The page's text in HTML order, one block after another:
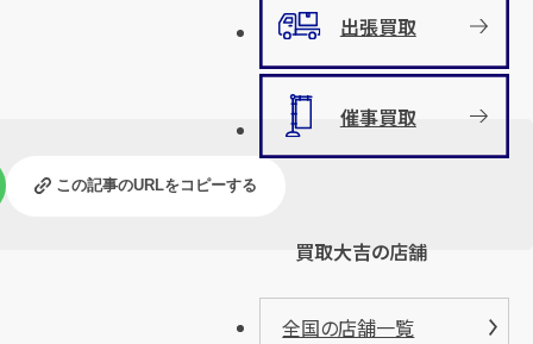
この記事のURLをコピーする
出張買取
催事買取
買取大吉の店舗
全国の店舗一覧